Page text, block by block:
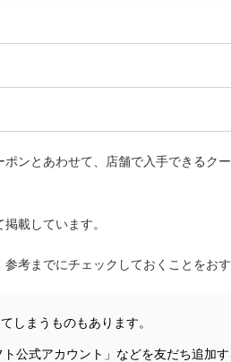
ンとあわせて、店舗で入手できるク
載しています。
考までにチェックしておくことをおす
しまうものもあります。
公式アカウント」などを友だち追加す